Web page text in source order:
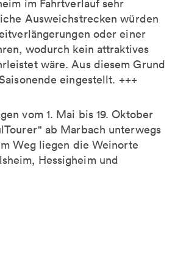
im Fahrtverlauf sehr
Ausweichstrecken würden
oder einer
wodurch kein attraktives
wäre. Aus diesem Grund
eingestellt. +++
vom 1. Mai bis 19. Oktober
ab Marbach unterwegs
Weg liegen die Weinorte
Hessigheim und